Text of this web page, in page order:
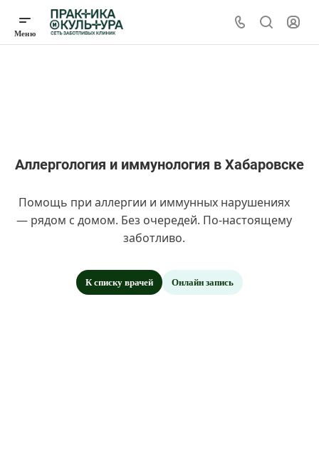
Аллергология и иммунология в Хабаровске
Помощь при аллергии и иммунных нарушениях
— рядом с домом. Без очередей. По-настоящему
заботливо.
К списку врачей Онлайн запись